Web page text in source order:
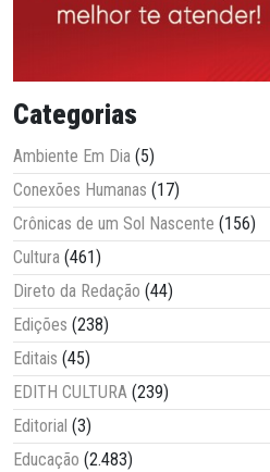
Categorias
Ambiente Em Dia (5)
Conexões Humanas (17)
Crônicas de um Sol Nascente (156)
Cultura (461)
Direto da Redação (44)
Edições (238)
Editais (45)
EDITH CULTURA (239)
Editorial (3)
Educação (2.483)